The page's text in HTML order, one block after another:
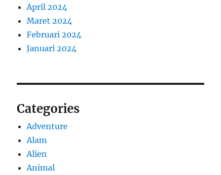
April 2024
Maret 2024
Februari 2024
Januari 2024
Categories
Adventure
Alam
Alien
Animal